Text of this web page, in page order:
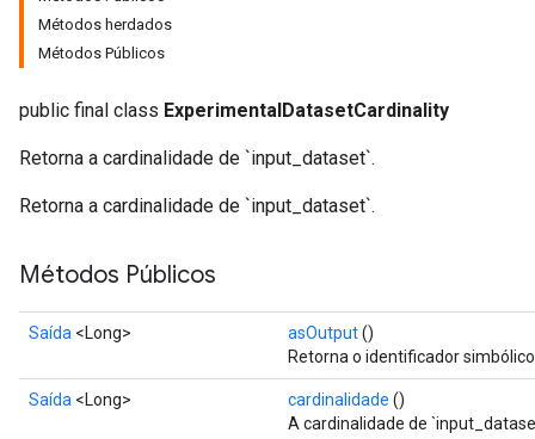
Métodos herdados
Métodos Públicos
public final class ExperimentalDatasetCardinality
Retorna a cardinalidade de `input_dataset`.
Retorna a cardinalidade de `input_dataset`.
Métodos Públicos
Saída <Long> asOutput()
Retorna o identificador
Saída <Long> cardinalidade ()
A cardinalidade de